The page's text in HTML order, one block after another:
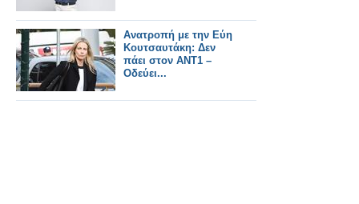
Ανατροπή με την Εύη
Κουτσαυτάκη: Δεν
πάει στον ΑΝΤ1 –
Οδεύει...